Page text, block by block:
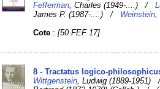
Fefferman , Charles (1949-....) /
James P. (1987-....) / Weinstein
Cote :[50 FEF 17]
8 - Tractatus logico-
Wittgenstein , Ludwig (1889-